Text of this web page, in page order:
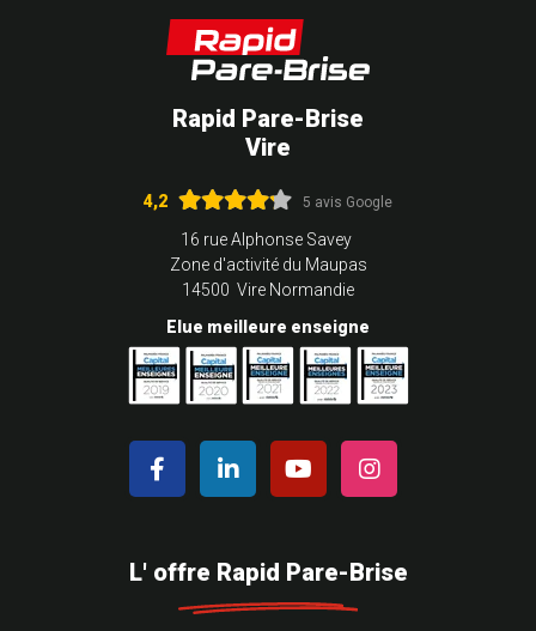
Rapid Pare-Brise
Vire
4,2 5 avis Google
16 rue Alphonse Savey
Zone d'activité du Maupas
14500 Vire Normandie
Elue meilleure enseigne
L' offre Rapid Pare-Brise